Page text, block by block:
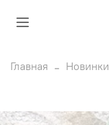
Главная Новинки